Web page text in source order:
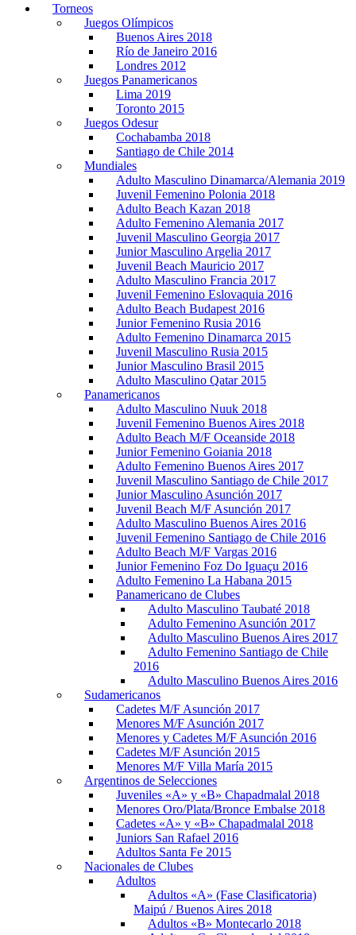
Torneos
Juegos Olímpicos
Buenos Aires 2018
Río de Janeiro 2016
Londres 2012
Juegos Panamericanos
Lima 2019
Toronto 2015
Juegos Odesur
Cochabamba 2018
Santiago de Chile 2014
Mundiales
Adulto Masculino Dinamarca/Alemania 2019
Juvenil Femenino Polonia 2018
Adulto Beach Kazan 2018
Adulto Femenino Alemania 2017
Juvenil Masculino Georgia 2017
Junior Masculino Argelia 2017
Juvenil Beach Mauricio 2017
Adulto Masculino Francia 2017
Juvenil Femenino Eslovaquia 2016
Adulto Beach Budapest 2016
Junior Femenino Rusia 2016
Adulto Femenino Dinamarca 2015
Juvenil Masculino Rusia 2015
Junior Masculino Brasil 2015
Adulto Masculino Qatar 2015
Panamericanos
Adulto Masculino Nuuk 2018
Juvenil Femenino Buenos Aires 2018
Adulto Beach M/F Oceanside 2018
Junior Femenino Goiania 2018
Adulto Femenino Buenos Aires 2017
Juvenil Masculino Santiago de Chile 2017
Junior Masculino Asunción 2017
Juvenil Beach M/F Asunción 2017
Adulto Masculino Buenos Aires 2016
Juvenil Femenino Santiago de Chile 2016
Adulto Beach M/F Vargas 2016
Junior Femenino Foz Do Iguaçu 2016
Adulto Femenino La Habana 2015
Panamericano de Clubes
Adulto Masculino Taubaté 2018
Adulto Femenino Asunción 2017
Adulto Masculino Buenos Aires 2017
Adulto Femenino Santiago de Chile
2016
Adulto Masculino Buenos Aires 2016
Sudamericanos
Cadetes M/F Asunción 2017
Menores M/F Asunción 2017
Menores y Cadetes M/F Asunción 2016
Cadetes M/F Asunción 2015
Menores M/F Villa María 2015
Argentinos de Selecciones
Juveniles «A» y «B» Chapadmalal 2018
Menores Oro/Plata/Bronce Embalse 2018
Cadetes «A» y «B» Chapadmalal 2018
Juniors San Rafael 2016
Adultos Santa Fe 2015
Nacionales de Clubes
Adultos
Adultos «A» (Fase Clasificatoria)
Maipú / Buenos Aires 2018
Adultos «B» Montecarlo 2018